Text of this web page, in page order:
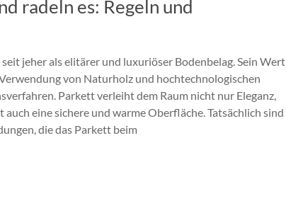
radeln es: Regeln und
jeher als elitärer und luxuriöser Bodenbelag. Sein Wert
von Naturholz und hochtechnologischen
Parkett verleiht dem Raum nicht nur Eleganz,
auch eine sichere und warme Oberfläche. Tatsächlich sind
die das Parkett beim